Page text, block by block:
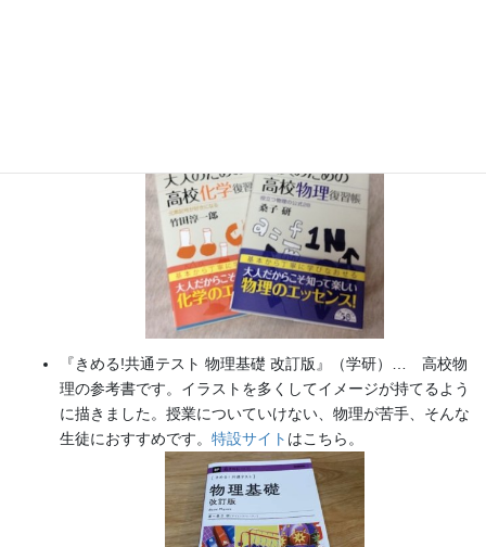
『きめる!共通テスト 物理基礎 改訂版』（学研）… 高校物
理の参考書です。イラストを多くしてイメージが持てるよう
に描きました。授業についていけない、物理が苦手、そんな
生徒におすすめです。 特設サイト はこちら。